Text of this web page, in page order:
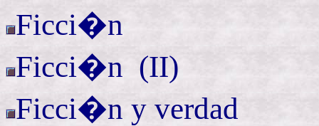
Ficci�n
Ficci�n (II)
Ficci�n y verdad